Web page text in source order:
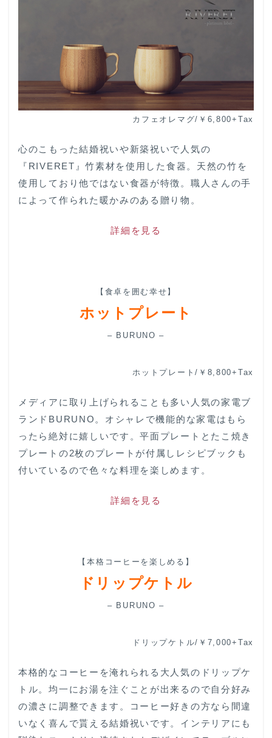
カフェオレマグ/￥6,800+Tax
心のこもった結婚祝いや新築祝いで人気の
『RIVERET』竹素材を使用した食器。天然の竹を
使用しており他ではない食器が特徴。職人さんの手
によって作られた暖かみのある贈り物。
詳細を見る
【食卓を囲む幸せ】
ホットプレート
– BURUNO –
ホットプレート/￥8,800+Tax
メディアに取り上げられることも多い人気の家電ブ
ランドBURUNO。オシャレで機能的な家電はもら
ったら絶対に嬉しいです。平面プレートとたこ焼き
プレートの2枚のプレートが付属しレシピブックも
付いているので色々な料理を楽しめます。
詳細を見る
【本格コーヒーを楽しめる】
ドリップケトル
– BURUNO –
ドリップケトル/￥7,000+Tax
本格的なコーヒーを淹れられる大人気のドリップケ
トル。均一にお湯を注ぐことが出来るので自分好み
の濃さに調整できます。コーヒー好きの方なら間違
いなく喜んで貰える結婚祝いです。インテリアにも